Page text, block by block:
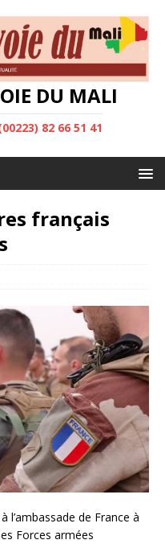
DU MALI
82 66 51 41
français
l’ambassade de France à
Forces armées